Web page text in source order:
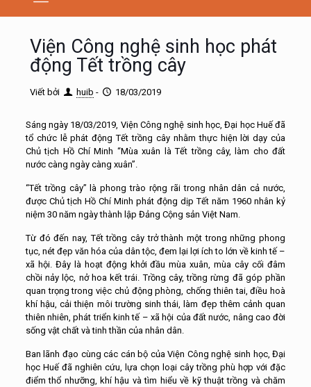
Viện Công nghệ sinh học phát
động Tết trồng cây
Viết bởi huib - 18/03/2019
Sáng ngày 18/03/2019, Viện Công nghệ sinh học, Đại học Huế đã
tổ chức lễ phát động Tết trồng cây nhằm thực hiện lời dạy của
Chủ tịch Hồ Chí Minh “Mùa xuân là Tết trồng cây, làm cho đất
nước càng ngày càng xuân”.
“Tết trồng cây” là phong trào rộng rãi trong nhân dân cả nước,
được Chủ tịch Hồ Chí Minh phát động dịp Tết năm 1960 nhân kỷ
niệm 30 năm ngày thành lập Đảng Cộng sản Việt Nam.
Từ đó đến nay, Tết trồng cây trở thành một trong những phong
tục, nét đẹp văn hóa của dân tộc, đem lại lợi ích to lớn về kinh tế –
xã hội. Đây là hoạt động khởi đầu mùa xuân, mùa cây cối đâm
chồi nảy lộc, nở hoa kết trái. Trồng cây, trồng rừng đã góp phần
quan trọng trong việc chủ động phòng, chống thiên tai, điều hoà
khí hậu, cải thiện môi trường sinh thái, làm đẹp thêm cảnh quan
thiên nhiên, phát triển kinh tế – xã hội của đất nước, nâng cao đời
sống vật chất và tinh thần của nhân dân.
Ban lãnh đạo cùng các cán bộ của Viện Công nghệ sinh học, Đại
học Huế đã nghiên cứu, lựa chọn loại cây trồng phù hợp với đặc
điểm thổ nhưỡng, khí hậu và tìm hiểu về kỹ thuật trồng và chăm